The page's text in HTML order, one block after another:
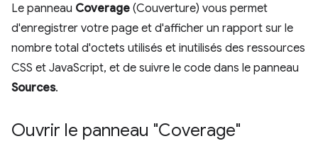
Le panneau Coverage (Couverture) vous permet
d'enregistrer votre page et d'afficher un rapport sur le
nombre total d'octets utilisés et inutilisés des ressources
CSS et JavaScript, et de suivre le code dans le panneau
Sources.
Ouvrir le panneau "Coverage"